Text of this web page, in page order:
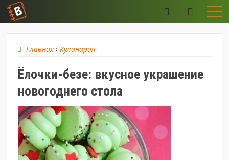
Главная ›Кулинария
Ёлочки-безе: вкусное украшение
новогоднего стола